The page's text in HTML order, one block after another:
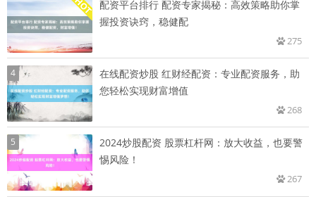
配资平台排行 配资专家揭秘：高效策略助你掌
握投资诀窍，稳健配
275
4
在线配资炒股 红财经配资：专业配资服务，助
您轻松实现财富增值
268
5
2024炒股配资 股票杠杆网：放大收益，也要警
惕风险！
267